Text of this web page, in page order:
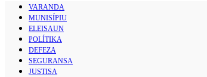
VARANDA
MUNISÍPIU
ELEISAUN
POLÍTIKA
DEFEZA
SEGURANSA
JUSTISA